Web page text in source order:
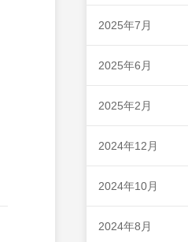
2025年7月
2025年6月
2025年2月
2024年12月
2024年10月
2024年8月